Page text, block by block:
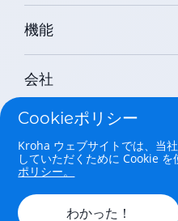
機能
会社
合法
Copyright © 2026 Parental
Cookieポリシー
Kroha ウェブサイトでは、当
していただくために Cookie を
ポリシー。
わかった！